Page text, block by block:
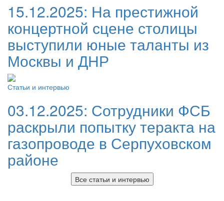
15.12.2025: На престижной
концертной сцене столицы
выступили юные таланты из
Москвы и ДНР
Статьи и интервью
03.12.2025: Сотрудники ФСБ
раскрыли попытку теракта на
газопроводе в Серпуховском
районе
Все статьи и интервью